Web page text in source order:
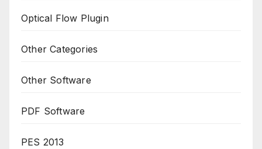
Optical Flow Plugin
Other Categories
Other Software
PDF Software
PES 2013